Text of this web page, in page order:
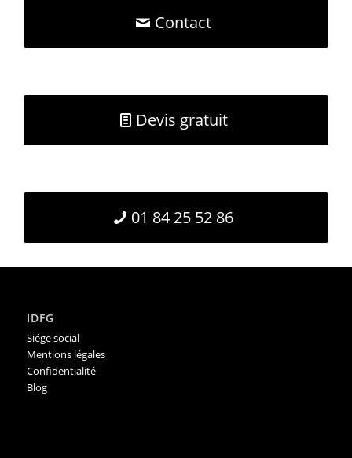
Contact
Devis gratuit
01 84 25 52 86
IDFG
Siége social
Mentions légales
Confidentialité
Blog